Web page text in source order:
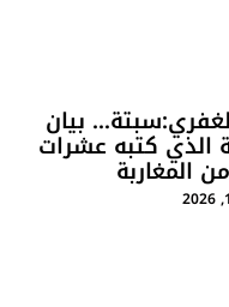
بيان
الذي كتبه عشرات
المغاربة